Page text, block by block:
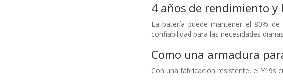
4 años de rendimiento
La batería puede mantener el 80%
confiabilidad para las necesidades diarias
Como una armadura
Con una fabricación resistente, el Y19s